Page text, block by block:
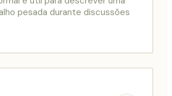
pesada durante discussões